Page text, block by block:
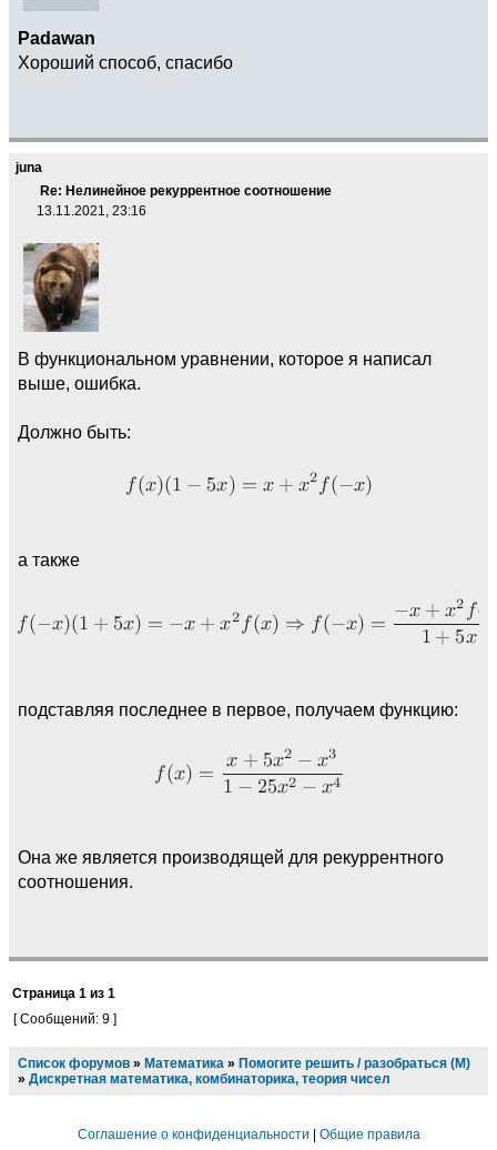
Padawan
Хороший способ, спасибо
juna
Re: Нелинейное рекуррентное соотношение
13.11.2021, 23:16
В функциональном уравнении, которое я написал
выше, ошибка.
Должно быть:
а также
подставляя последнее в первое, получаем функцию:
Она же является производящей для рекуррентного
соотношения.
Страница 1 из 1
[ Сообщений: 9 ]
Список форумов » Математика » Помогите решить / разобраться (М)
» Дискретная математика, комбинаторика, теория чисел
Соглашение о конфиденциальности Общие правила